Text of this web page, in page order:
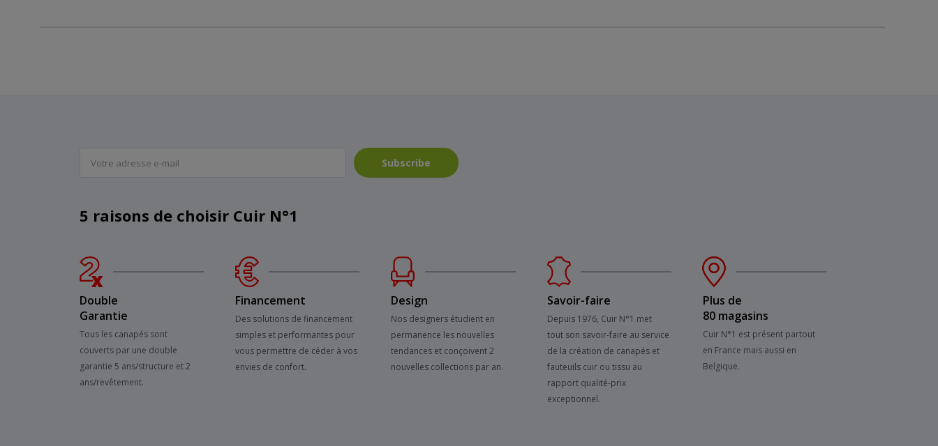
Subscribe
5 raisons de choisir Cuir N°1
Double
Garantie
Tous les canapés sont
couverts par une double
garantie 5 ans/structure et 2
ans/revêtement.
Financement
Des solutions de financement
simples et performantes pour
vous permettre de céder à vos
envies de confort.
Design
Nos designers étudient en
permanence les nouvelles
tendances et conçoivent 2
nouvelles collections par an.
Savoir-faire
Depuis 1976, Cuir N°1 met
tout son savoir-faire au service
de la création de canapés et
fauteuils cuir ou tissu au
rapport qualité-prix
exceptionnel.
Plus de
80 magasins
Cuir N°1 est présent partout
en France mais aussi en
Belgique.